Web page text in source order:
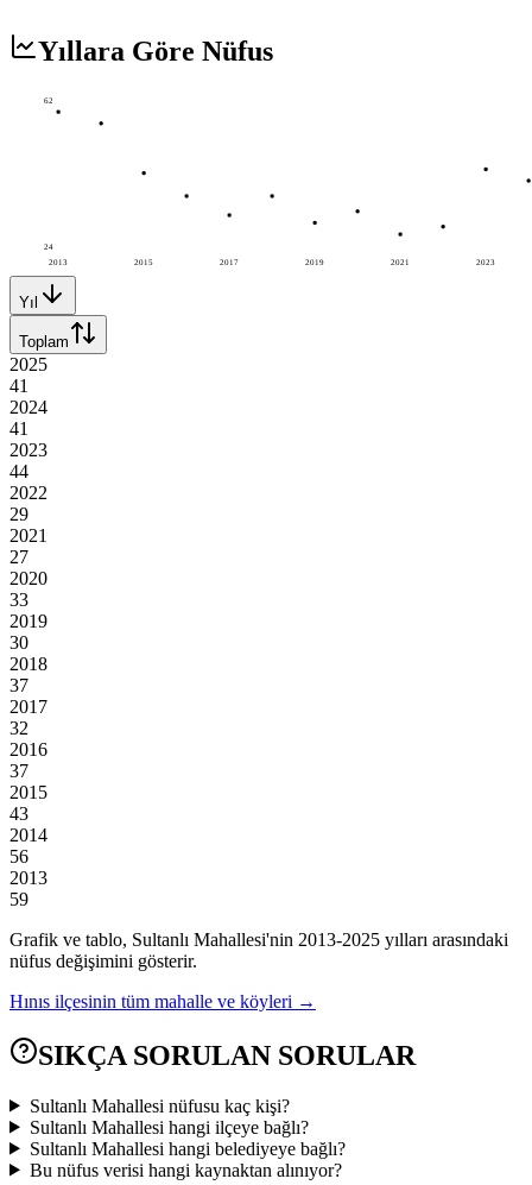
Yıllara Göre Nüfus
2013 2015 2017 2019 2021 2023
62
24
Yıl
Toplam
2025
41
2024
41
2023
44
2022
29
2021
27
2020
33
2019
30
2018
37
2017
32
2016
37
2015
43
2014
56
2013
59
Grafik ve tablo, Sultanlı Mahallesi'nin 2013-2025 yılları arasındaki
nüfus değişimini gösterir.
Hınıs ilçesinin tüm mahalle ve köyleri →
SIKÇA SORULAN SORULAR
Sultanlı Mahallesi nüfusu kaç kişi?
Sultanlı Mahallesi hangi ilçeye bağlı?
Sultanlı Mahallesi hangi belediyeye bağlı?
Bu nüfus verisi hangi kaynaktan alınıyor?